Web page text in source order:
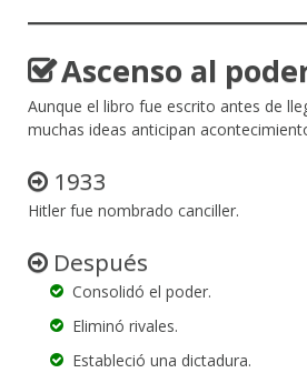
Ascenso al
Aunque el libro fue escrito antes de
muchas ideas anticipan
1933
Hitler fue nombrado canciller.
Después
Consolidó el poder.
Eliminó rivales.
Estableció una dictadura.